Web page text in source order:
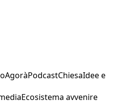
AgoràPodcastChiesaIdee e
Ecosistema avvenire